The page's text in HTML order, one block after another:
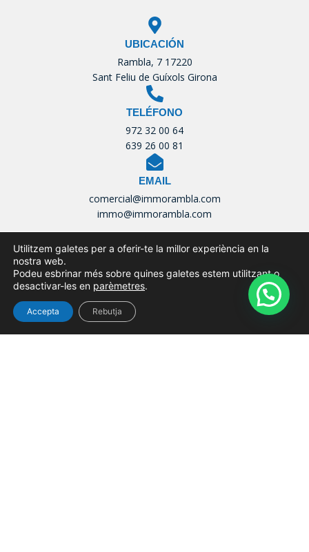
UBICACIÓN
Rambla, 7 17220
Sant Feliu de Guíxols Girona
TELÉFONO
972 32 00 64
639 26 00 81
EMAIL
comercial@immorambla.com
immo@immorambla.com
Tu Inmobiliaria de confianza
¿ERES PROPIETARIO?
Utilitzem galetes per a oferir-te la millor experiència en la
nostra web.
Podeu esbrinar més sobre quines galetes estem utilitzant o
desactivar-les en parèmetres.
Accepta Rebutja